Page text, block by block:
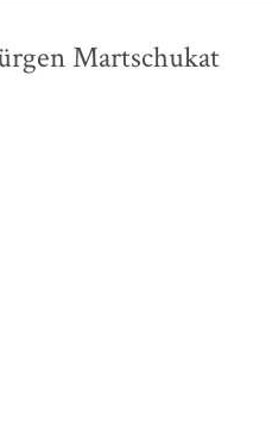
Martschukat